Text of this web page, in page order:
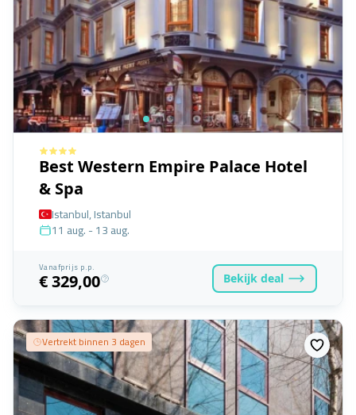
Best Western Empire Palace Hotel
& Spa
Istanbul, Istanbul
11 aug. - 13 aug.
Vanafprijs p.p.
€ 329,00 Bekijk deal
Vertrekt binnen 3 dagen